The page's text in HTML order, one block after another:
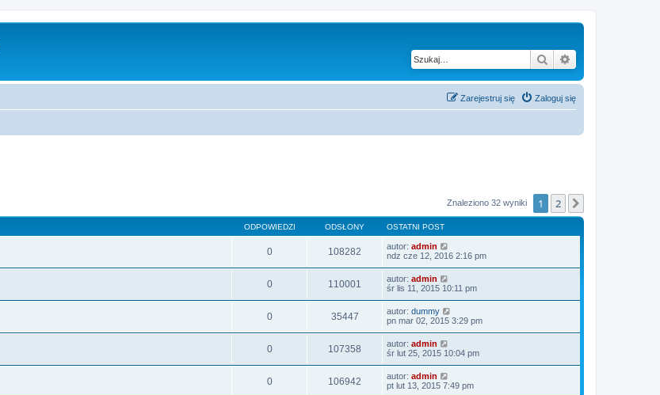
Szukaj
Zaloguj się
Zarejestruj się
Znaleziono 32 wyniki 1 2
ODPOWIEDZI ODSŁONY OSTATNI POST
0 108282 autor: admin
ndz cze 12, 2016 2:16 pm
0 110001 autor: admin
śr lis 11, 2015 10:11 pm
0 35447 autor: dummy
pn mar 02, 2015 3:29 pm
0 107358 autor: admin
śr lut 25, 2015 10:04 pm
0 106942 autor: admin
pt lut 13, 2015 7:49 pm